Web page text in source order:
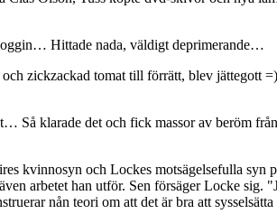
Hittade nada, väldigt deprimerande…
zickzackad tomat till förrätt, blev jättegott
Så klarade det och fick massor av beröm
kvinnosyn och Lockes motsägelsefulla
arbetet han utför. Sen försäger Locke
nån teori om att det är bra att